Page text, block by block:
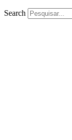
Search